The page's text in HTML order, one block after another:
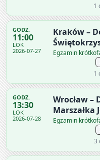
1
GODZ.
11:00
LOK
2026-07-27
Kraków –
Egzamin
1
GODZ.
13:30
LOK
2026-07-28
Wrocław –
Marszałka
Egzamin
3